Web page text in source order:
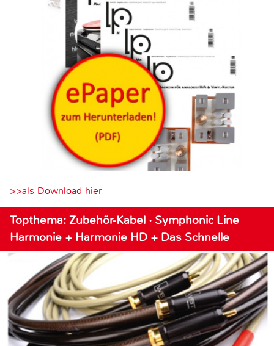
>>als Download hier
Topthema: Zubehör-Kabel · Symphonic Line
Harmonie + Harmonie HD + Das Schnelle